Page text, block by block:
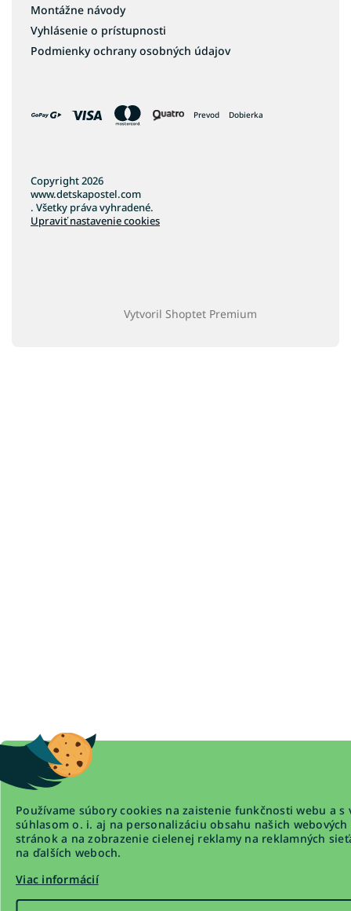
Používame súbory cookies na zaistenie funkčnosti webu a s
súhlasom o. i. aj na personalizáciu obsahu našich webových
stránok a na zobrazenie cielenej reklamy na reklamných
na ďalších weboch.
Viac informácií
Montážne návody
Vyhlásenie o prístupnosti
Podmienky ochrany osobných údajov
Prevod Dobierka
Vytvoril Shoptet Premium
Copyright 2026
www.detskapostel.com
. Všetky práva vyhradené.
Upraviť nastavenie cookies